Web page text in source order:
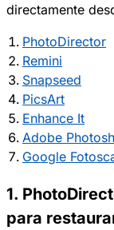
directamente
PhotoDirector
Remini
Snapseed
PicsArt
Enhance It
Adobe
Google
1.
para